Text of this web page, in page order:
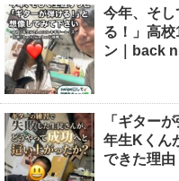
今年、そ
る！」高
ン｜back
「ギター
年生Kくん
できた理由